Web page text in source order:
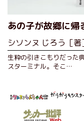
あの子が故郷に帰
シソンヌ じろう［著
生粋の引きこもりだった
スターミナル。そこ…